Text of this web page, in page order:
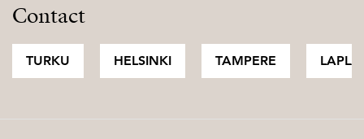
Contact
TURKU HELSINKI TAMPERE